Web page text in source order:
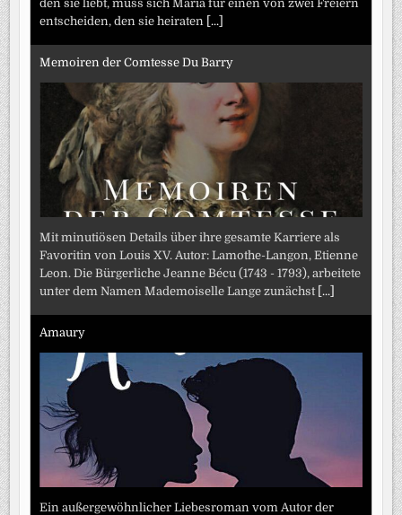
den sie liebt, muss sich Maria für einen von zwei Freiern
entscheiden, den sie heiraten
[...]
Memoiren der Comtesse Du Barry
Mit minutiösen Details über ihre gesamte Karriere als
Favoritin von Louis XV. Autor: Lamothe-Langon, Etienne
Leon. Die Bürgerliche Jeanne Bécu (1743 - 1793), arbeitete
unter dem Namen Mademoiselle Lange zunächst [...]
Amaury
Ein außergewöhnlicher Liebesroman vom Autor der